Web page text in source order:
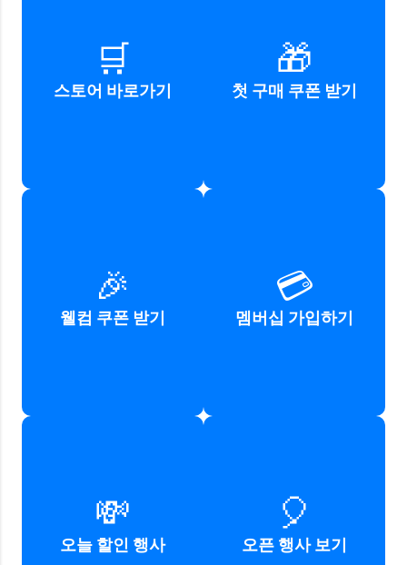
🛒
스토어 바로가기
네이버플러스스토어
웹사이트 방문하기
바로가기
🎁
첫 구매 쿠폰 받기
첫 구매 고객을 위한
할인 쿠폰 받기
바로가기
🎉
웰컴 쿠폰 받기
가입 고객을 위한
웰컴 쿠폰 받기
바로가기
💳
멤버십 가입하기
네이버플러스멤버십
가입 및 혜택 확인하기
바로가기
💸
오늘 할인 행사
상품정보 확인하기
바로가기
🎈
오픈 행사 보기
네이버플러스스토어
오픈 행사 정보 확인하기
바로가기